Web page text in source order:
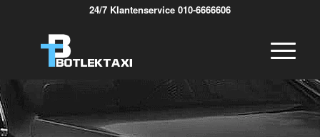
24/7 Klantenservice 010-6666606